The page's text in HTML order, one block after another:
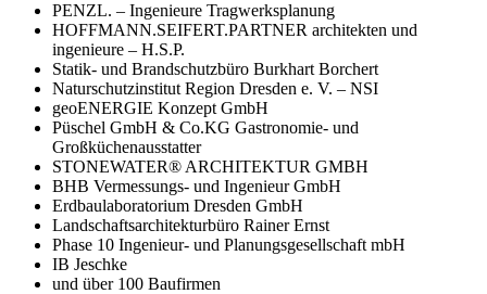
PENZL. – Ingenieure Tragwerksplanung
HOFFMANN.SEIFERT.PARTNER architekten und
ingenieure – H.S.P.
Statik- und Brandschutzbüro Burkhart Borchert
Naturschutzinstitut Region Dresden e. V. – NSI
geoENERGIE Konzept GmbH
Püschel GmbH & Co.KG Gastronomie- und
Großküchenausstatter
STONEWATER® ARCHITEKTUR GMBH
BHB Vermessungs- und Ingenieur GmbH
Erdbaulaboratorium Dresden GmbH
Landschaftsarchitekturbüro Rainer Ernst
Phase 10 Ingenieur- und Planungsgesellschaft mbH
IB Jeschke
und über 100 Baufirmen